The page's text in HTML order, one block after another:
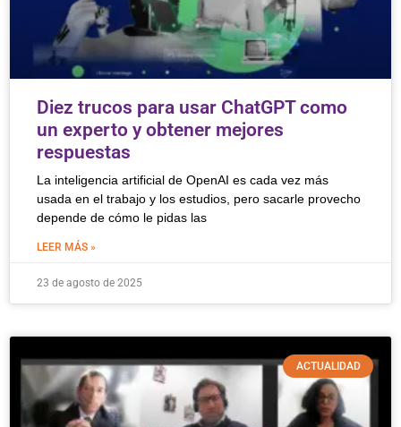
Diez trucos para usar ChatGPT como
un experto y obtener mejores
respuestas
La inteligencia artificial de OpenAI es cada vez más
usada en el trabajo y los estudios, pero sacarle provecho
depende de cómo le pidas las
LEER MÁS »
23 de agosto de 2025
ACTUALIDAD